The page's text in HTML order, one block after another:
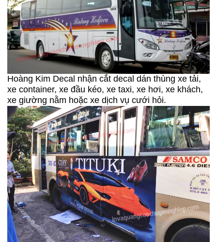
Hoàng Kim Decal nhận cắt decal dán thùng xe tải,
xe container, xe đầu kéo, xe taxi, xe hơi, xe khách,
xe giường nằm hoặc xe dịch vụ cưới hỏi.